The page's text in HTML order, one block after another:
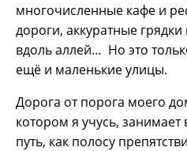
многочисленные кафе и
дороги, аккуратные
вдоль аллей… Но это
ещё и маленькие улицы.
Дорога от порога моего
котором я учусь, занимает
путь, как полосу